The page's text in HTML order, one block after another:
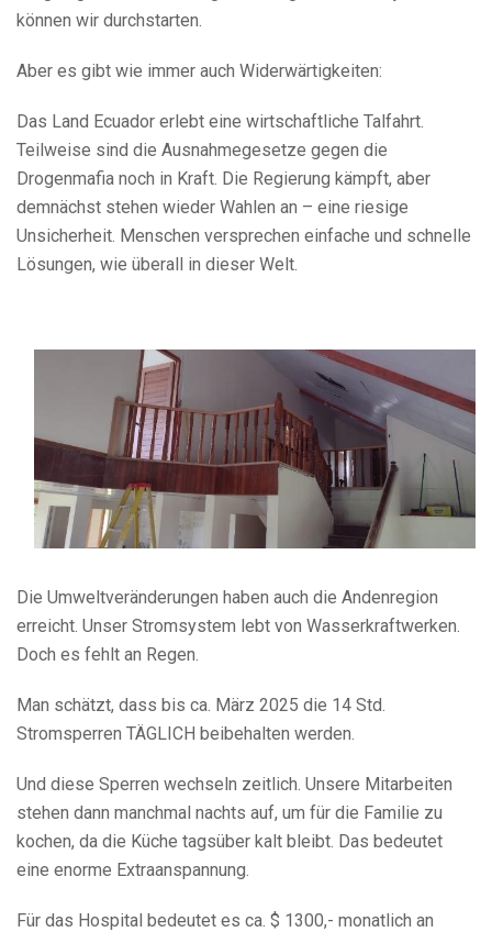
können wir durchstarten.
Aber es gibt wie immer auch Widerwärtigkeiten:
Das Land Ecuador erlebt eine wirtschaftliche Talfahrt.
Teilweise sind die Ausnahmegesetze gegen die
Drogenmafia noch in Kraft. Die Regierung kämpft, aber
demnächst stehen wieder Wahlen an – eine riesige
Unsicherheit. Menschen versprechen einfache und schnelle
Lösungen, wie überall in dieser Welt.
Die Umweltveränderungen haben auch die Andenregion
erreicht. Unser Stromsystem lebt von Wasserkraftwerken.
Doch es fehlt an Regen.
Man schätzt, dass bis ca. März 2025 die 14 Std.
Stromsperren TÄGLICH beibehalten werden.
Und diese Sperren wechseln zeitlich. Unsere Mitarbeiten
stehen dann manchmal nachts auf, um für die Familie zu
kochen, da die Küche tagsüber kalt bleibt. Das bedeutet
eine enorme Extraanspannung.
Für das Hospital bedeutet es ca. $ 1300,- monatlich an